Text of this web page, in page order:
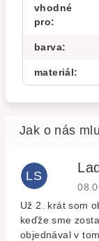
vhodné
pro:
barva:
materiál:
LS
Už 2. krát som
keďže sme
objednával v